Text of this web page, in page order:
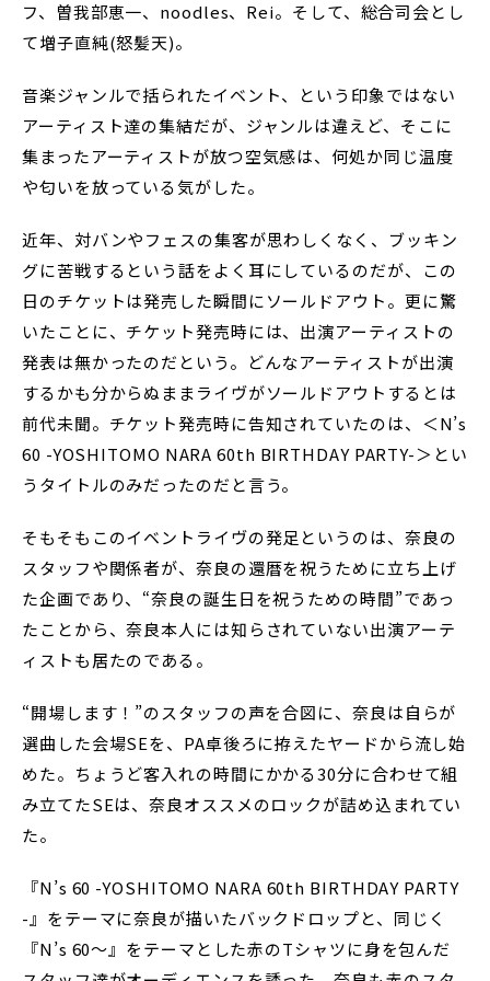
フ、曽我部恵一、noodles、Rei。そして、総合司会とし
て増子直純(怒髪天)。
音楽ジャンルで括られたイベント、という印象ではない
アーティスト達の集結だが、ジャンルは違えど、そこに
集まったアーティストが放つ空気感は、何処か同じ温度
や匂いを放っている気がした。
近年、対バンやフェスの集客が思わしくなく、ブッキン
グに苦戦するという話をよく耳にしているのだが、この
日のチケットは発売した瞬間にソールドアウト。更に驚
いたことに、チケット発売時には、出演アーティストの
発表は無かったのだという。どんなアーティストが出演
するかも分からぬままライヴがソールドアウトするとは
前代未聞。チケット発売時に告知されていたのは、＜N’s
60 -YOSHITOMO NARA 60th BIRTHDAY PARTY-＞とい
うタイトルのみだったのだと言う。
そもそもこのイベントライヴの発足というのは、奈良の
スタッフや関係者が、奈良の還暦を祝うために立ち上げ
た企画であり、“奈良の誕生日を祝うための時間”であっ
たことから、奈良本人には知らされていない出演アーテ
ィストも居たのである。
“開場します！”のスタッフの声を合図に、奈良は自らが
選曲した会場SEを、PA卓後ろに拵えたヤードから流し始
めた。ちょうど客入れの時間にかかる30分に合わせて組
み立てたSEは、奈良オススメのロックが詰め込まれてい
た。
『N’s 60 -YOSHITOMO NARA 60th BIRTHDAY PARTY
-』をテーマに奈良が描いたバックドロップと、同じく
『N’s 60〜』をテーマとした赤のTシャツに身を包んだ